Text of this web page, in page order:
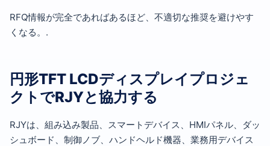
RFQ情報が完全であればあるほど、不適切な推奨を避けやす
くなる。.
円形TFT LCDディスプレイプロジェ
クトでRJYと協力する
RJYは、組み込み製品、スマートデバイス、HMIパネル、ダッ
シュボード、制御ノブ、ハンドヘルド機器、業務用デバイス